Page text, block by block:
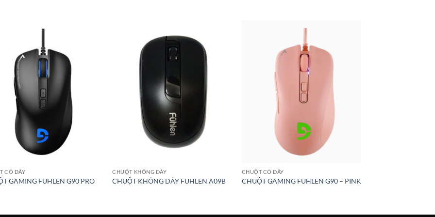
CÓ DÂY
GAMING FUHLEN G90 PRO
CHUỘT KHÔNG DÂY
CHUỘT KHÔNG DÂY FUHLEN A09B
CHUỘT CÓ DÂY
CHUỘT GAMING FUHLEN G90 – PINK